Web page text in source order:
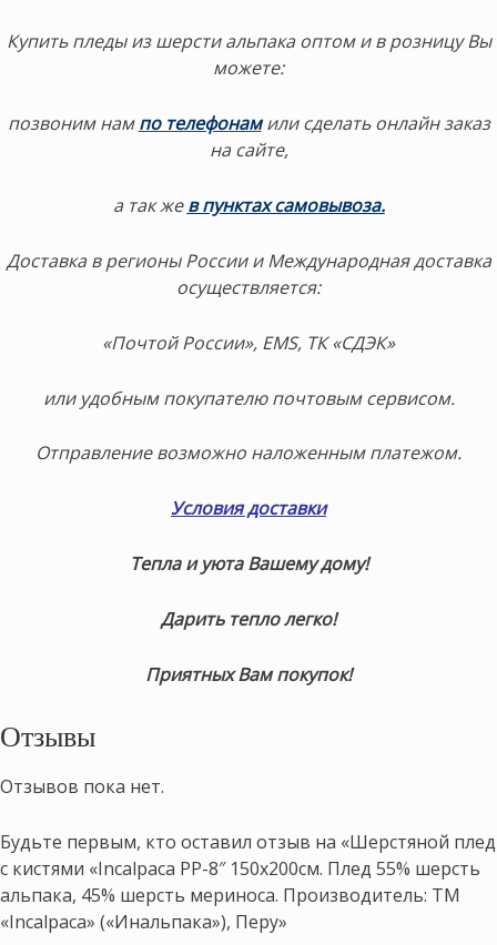
Купить пледы из шерсти альпака оптом и в розницу Вы
можете:
позвоним нампо телефонамили сделать онлайн заказ
на сайте,
а так жев пунктах самовывоза.
Доставка в регионы России и Международная доставка
осуществляется:
«Почтой России», EMS, ТК «СДЭК»
или удобным покупателю почтовым сервисом.
Отправление возможно наложенным платежом.
Условия доставки
Тепла и уюта Вашему дому!
Дарить тепло легко!
Приятных Вам покупок!
Отзывы
Отзывов пока нет.
Будьте первым, кто оставил отзыв на «Шерстяной плед
с кистями «Incalpaca PP-8″ 150х200см. Плед 55% шерсть
альпака, 45% шерсть мериноса. Производитель: ТМ
«Incalpaca» («Инальпака»), Перу»